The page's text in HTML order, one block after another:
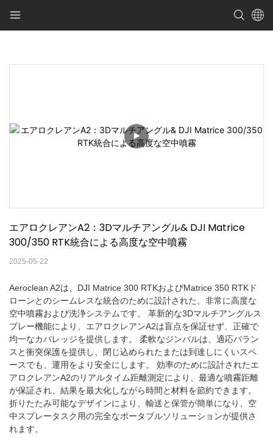
エアロクレアンA2：3Dマルチアングル& DJI Matrice
300/350 RTK統合による高度な空中噴霧
2025-05-22
Aeroclean A2は、DJI Matrice 300 RTKおよびMatrice 350 RTKド
ローンとのシームレスな統合のために設計された、非常に高度な
空中噴霧および洗浄システムです。 革新的な3Dマルチアングルス
プレー機能により、エアロクレアンA2は盲点を保証せず、正確で
均一なカバレッジを提供します。 柔軟なジンバルは、適応バラン
スと衝突保護を提供し、閉じ込められたまたは到達しにくいスペ
ースでも、運用をより安全にします。 効率のために設計されたエ
アロクレアンA2のリアルタイム距離測定により、最適な噴霧距離
が保証され、結果を最大化しながら時間と材料を節約できます。
折りたたみ可能なデザインにより、輸送と保管が簡単になり、空
中スプレータスク用の完全なポータブルソリューションが提供さ
れます。